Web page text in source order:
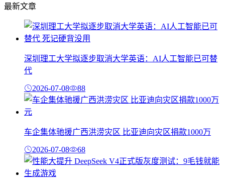
最新文章
深圳理工大学拟逐步取消大学英语：AI人工智能已可替
代
2026-07-08 88
车企集体驰援广西洪涝灾区 比亚迪向灾区捐款1000万
2026-07-08 68